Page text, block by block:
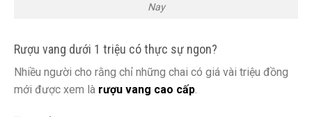
Nay
Rượu vang dưới 1 triệu có thực sự ngon?
Nhiều người cho rằng chỉ những chai có giá vài triệu đồng
mới được xem là rượu vang cao cấp.